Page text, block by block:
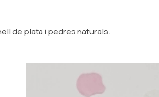
de plata i pedres naturals.